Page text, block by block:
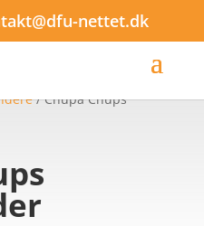
nettet.dk
/ Chupa Chups